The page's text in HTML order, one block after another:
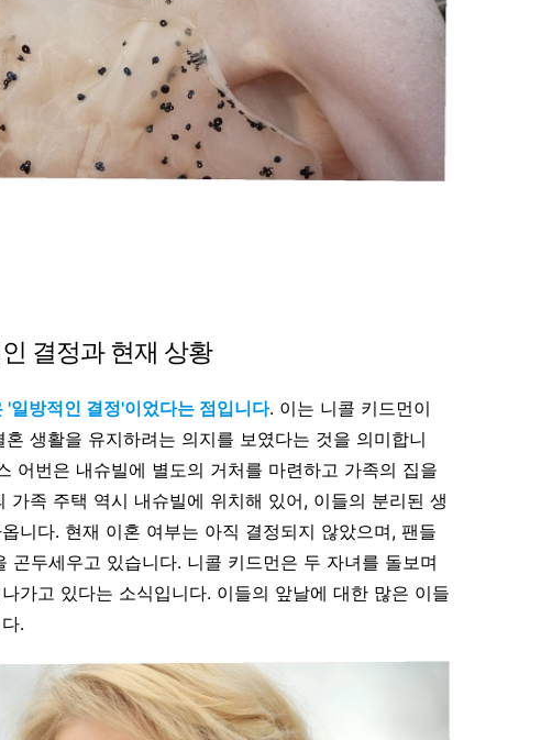
결정과 현재 상황
'일방적인 결정'이었다는 점입니다. 이는 니콜 키드먼이
생활을 유지하려는 의지를 보였다는 것을 의미합니
어번은 내슈빌에 별도의 거처를 마련하고 가족의 집을
가족 주택 역시 내슈빌에 위치해 있어, 이들의 분리된 생
니다. 현재 이혼 여부는 아직 결정되지 않았으며, 팬들
곤두세우고 있습니다. 니콜 키드먼은 두 자녀를 돌보며
가고 있다는 소식입니다. 이들의 앞날에 대한 많은 이들
.